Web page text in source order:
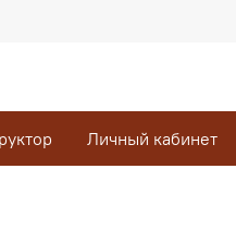
Личный кабинет